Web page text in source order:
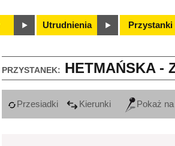
Utrudnienia Przystanki
PRZYSTANEK: HETMAŃSKA -
Przesiadki Kierunki Pokaż